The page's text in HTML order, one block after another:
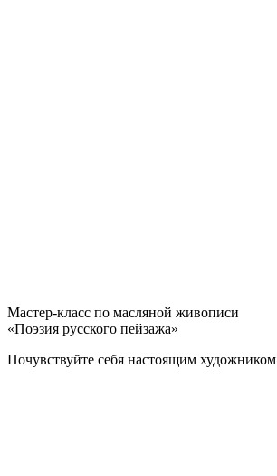
Мастер-класс по масляной живописи
«Поэзия русского пейзажа»
Почувствуйте себя настоящим художником